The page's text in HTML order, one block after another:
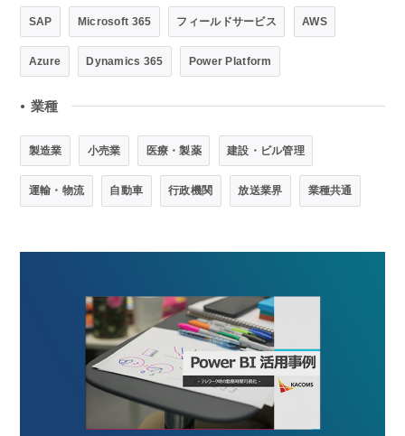
SAP Microsoft 365 フィールドサービス AWS
Azure Dynamics 365 Power Platform
● 業種
製造業 小売業 医療・製薬 建設・ビル管理
運輸・物流 自動車 行政機関 放送業界 業種共通